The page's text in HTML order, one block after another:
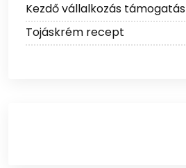
Kezdő vállalkozás támogatás
Tojáskrém recept